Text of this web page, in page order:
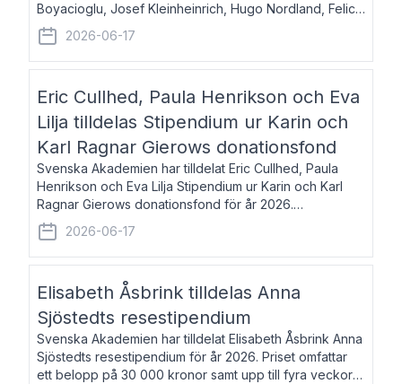
Boyacioglu, Josef Kleinheinrich, Hugo Nordland, Felicia
Stenroth och Svante Strandberg. Daniel Boyacioglu,
född 1981, är poet och scenartist. Josef
2026-06-17
Eric Cullhed, Paula Henrikson och Eva
Lilja tilldelas Stipendium ur Karin och
Karl Ragnar Gierows donationsfond
Svenska Akademien har tilldelat Eric Cullhed, Paula
Henrikson och Eva Lilja Stipendium ur Karin och Karl
Ragnar Gierows donationsfond för år 2026.
Stipendiebeloppet är på 70 000 kronor vardera. Eric
Cullhed, född 1985, är professor i grekis
2026-06-17
Elisabeth Åsbrink tilldelas Anna
Sjöstedts resestipendium
Svenska Akademien har tilldelat Elisabeth Åsbrink Anna
Sjöstedts resestipendium för år 2026. Priset omfattar
ett belopp på 30 000 kronor samt upp till fyra veckors